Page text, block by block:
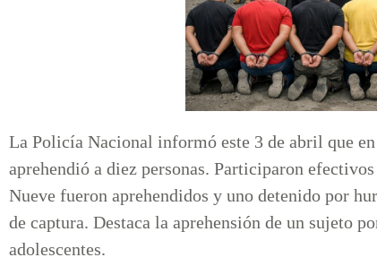
La Policía Nacional informó este 3 de abril que
aprehendió a diez personas. Participaron
Nueve fueron aprehendidos y uno detenido por
de captura. Destaca la aprehensión de un sujeto
adolescentes.